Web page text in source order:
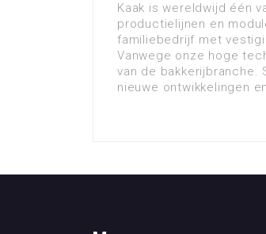
Kaak is wereldwijd één
productielijnen en
familiebedrijf met
Vanwege onze hoge
van de bakkerijbranche.
nieuwe ontwikkelingen